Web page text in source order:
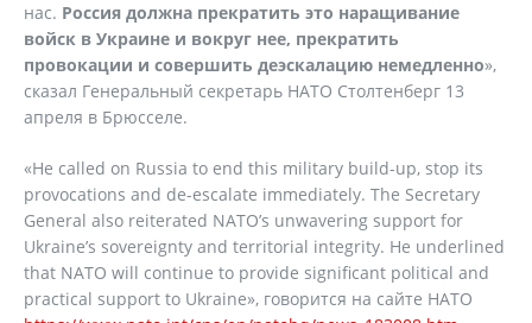
нас. Россия должна прекратить это наращивание
войск в Украине и вокруг нее, прекратить
провокации и совершить деэскалацию немедленно»,
сказал Генеральный секретарь НАТО Столтенберг 13
апреля в Брюсселе.
«He called on Russia to end this military build-up, stop its
provocations and de-escalate immediately. The Secretary
General also reiterated NATO’s unwavering support for
Ukraine’s sovereignty and territorial integrity. He underlined
that NATO will continue to provide significant political and
practical support to Ukraine», говорится на сайте НАТО